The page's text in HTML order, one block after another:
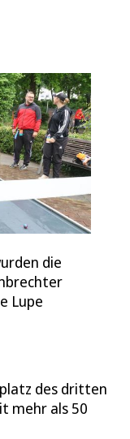
die
Lupe
des dritten
mehr als 50